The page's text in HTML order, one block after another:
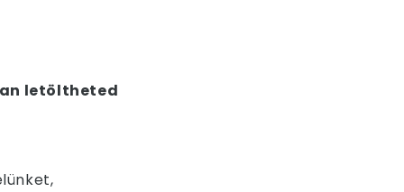
letöltheted